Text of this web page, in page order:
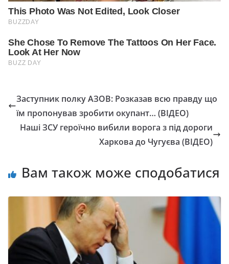
Заступник полку АЗОВ: Розказав всю правду що
їм пропонував зробити окупант… (ВІДЕО)
Наші ЗСУ героїчно вибили ворога з під дороги
Харкова до Чугуєва (ВІДЕО)
Вам також може сподобатися